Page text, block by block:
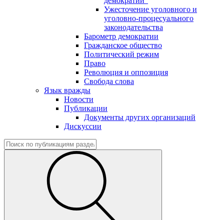
Ужесточение уголовного и
уголовно-процесуального
законодательства
Барометр демократии
Гражданское общество
Политический режим
Право
Революция и оппозиция
Свобода слова
Язык вражды
Новости
Публикации
Документы других организаций
Дискуссии